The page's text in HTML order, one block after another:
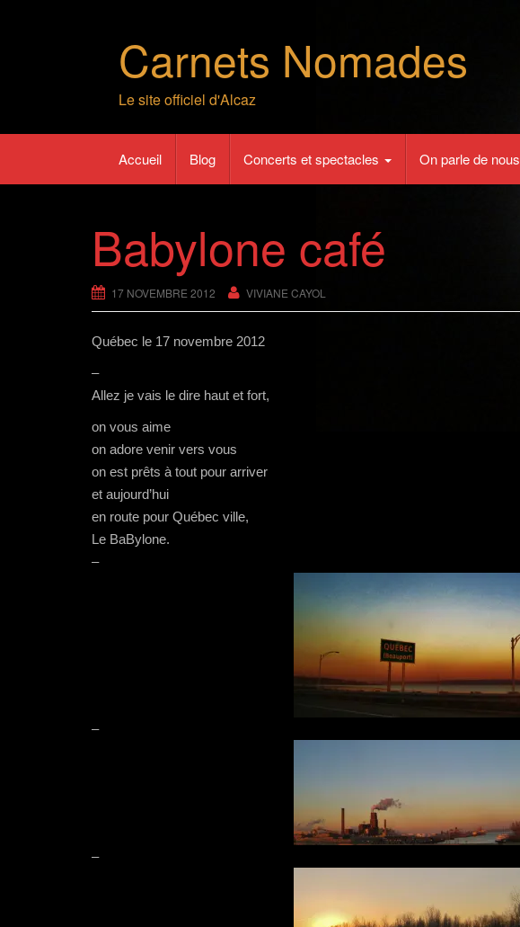
Carnets Nomades
Le site officiel d'Alcaz
Accueil Blog Concerts et spectacles On parle de nous
Babylone café
17 NOVEMBRE 2012 VIVIANE CAYOL
Québec le 17 novembre 2012
–
Allez je vais le dire haut et fort,
on vous aime
on adore venir vers vous
on est prêts à tout pour arriver
et aujourd’hui
en route pour Québec ville,
Le BaBylone.
–
–
–